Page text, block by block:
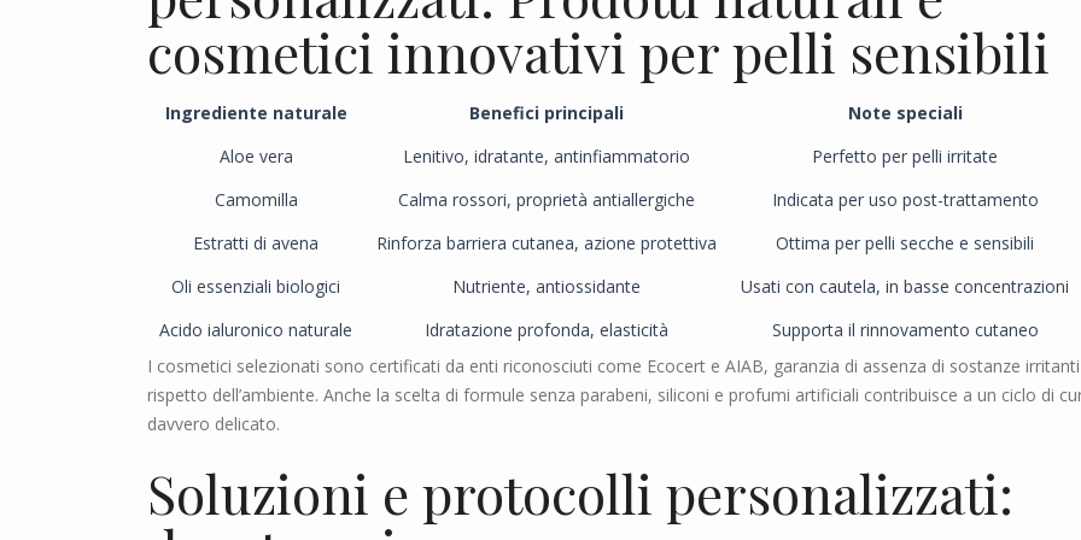
cosmetici innovativi per pelli sensibili
Ingrediente naturale Benefici principali
Note speciali
Aloe vera
Lenitivo, idratante, antinfiammatorio
Perfetto per pelli irritate
Camomilla
Calma rossori, proprietà antiallergiche
Indicata per uso post-trattamento
Estratti di avena
Rinforza barriera cutanea, azione protettiva
Ottima per pelli secche e sensibili
Oli essenziali biologici
Nutriente, antiossidante
Usati con cautela, in basse concentrazioni
Acido ialuronico naturale
Idratazione profonda, elasticità
Supporta il rinnovamento cutaneo
I cosmetici selezionati sono certificati da enti riconosciuti come Ecocert e AIAB, garanzia di assenza di sostanze
rispetto dell’ambiente. Anche la scelta di formule senza parabeni, siliconi e profumi artificiali contribuisce a un ciclo di
davvero delicato.
Soluzioni e protocolli personalizzati: